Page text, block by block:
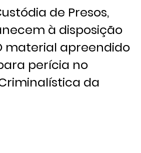
de Presos,
à disposição
material apreendido
perícia no
da